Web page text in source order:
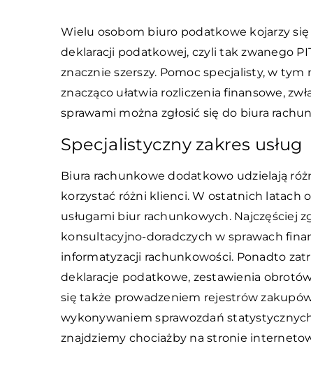
Wielu osobom biuro podatkowe kojarzy się
deklaracji podatkowej, czyli tak zwanego
znacznie szerszy. Pomoc specjalisty, w
znacząco ułatwia rozliczenia finansowe,
sprawami można zgłosić się do biura
Specjalistyczny zakres usług
Biura rachunkowe dodatkowo udzielają
korzystać różni klienci. W ostatnich latach
usługami biur rachunkowych. Najczęściej
konsultacyjno-doradczych w sprawach
informatyzacji rachunkowości. Ponadto
deklaracje podatkowe, zestawienia
się także prowadzeniem rejestrów
wykonywaniem sprawozdań
znajdziemy chociażby na stronie